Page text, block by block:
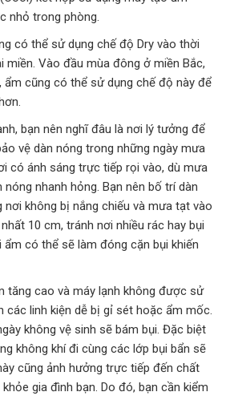
nhỏ trong phòng.
có thể sử dụng chế độ Dry vào thời
miền. Vào đầu mùa đông ở miền Bắc,
cũng có thể sử dụng chế độ này để
bạn nên nghĩ đâu là nơi lý tưởng để
vệ dàn nóng trong những ngày mưa
có ánh sáng trực tiếp rọi vào, dù mưa
nóng nhanh hỏng. Bạn nên bố trí dàn
nơi không bị nắng chiếu và mưa tạt vào
10 cm, tránh nơi nhiều rác hay bụi
có thể sẽ làm đóng cặn bụi khiến
tăng cao và máy lạnh không được sử
các linh kiện dễ bị gỉ sét hoặc ẩm mốc.
không vệ sinh sẽ bám bụi. Đặc biệt
không khí đi cùng các lớp bụi bẩn sẽ
cũng ảnh hưởng trực tiếp đến chất
gia đình bạn. Do đó, bạn cần kiểm